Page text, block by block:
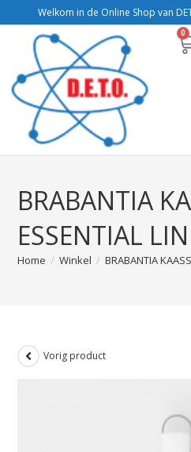
Welkom in de Online Shop van
0
BRABANTIA
ESSENTIAL
Home / Winkel / BRABANTIA
Vorig product